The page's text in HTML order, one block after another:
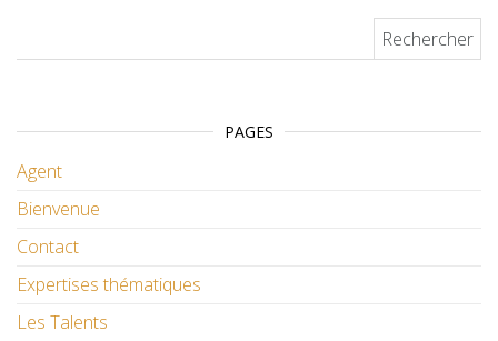
PAGES
Agent
Bienvenue
Contact
Expertises thématiques
Les Talents